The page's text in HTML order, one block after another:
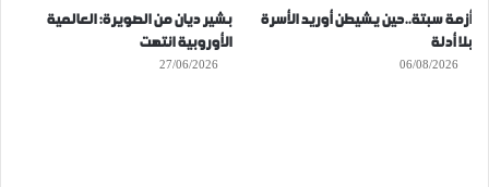
أزمة سبتة..حين يشيطن أوريد الأسرة
بلا أدلة
06/08/2026
بشير ديان من الصويرة: العالمية
الأوروبية انتهت
27/06/2026